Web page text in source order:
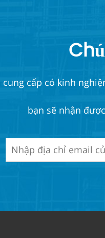
cấp có kinh
bạn sẽ nhận